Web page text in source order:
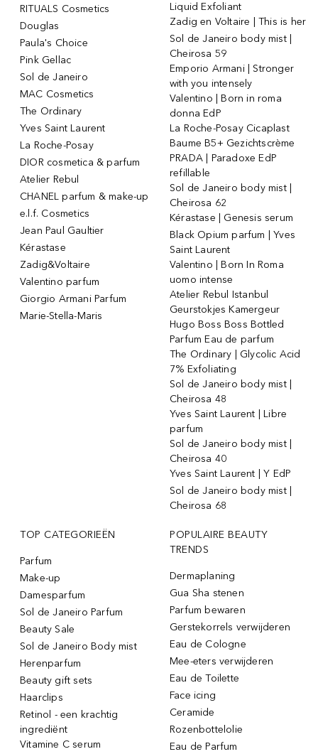
RITUALS Cosmetics
Douglas
Paula's Choice
Pink Gellac
Sol de Janeiro
MAC Cosmetics
The Ordinary
Yves Saint Laurent
La Roche-Posay
DIOR cosmetica & parfum
Atelier Rebul
CHANEL parfum & make-up
e.l.f. Cosmetics
Jean Paul Gaultier
Kérastase
Zadig&Voltaire
Valentino parfum
Giorgio Armani Parfum
Marie-Stella-Maris
Liquid Exfoliant
Zadig en Voltaire | This is her
Sol de Janeiro body mist |
Cheirosa 59
Emporio Armani | Stronger
with you intensely
Valentino | Born in roma
donna EdP
La Roche-Posay Cicaplast
Baume B5+ Gezichtscrème
PRADA | Paradoxe EdP
refillable
Sol de Janeiro body mist |
Cheirosa 62
Kérastase | Genesis serum
Black Opium parfum | Yves
Saint Laurent
Valentino | Born In Roma
uomo intense
Atelier Rebul Istanbul
Geurstokjes Kamergeur
Hugo Boss Boss Bottled
Parfum Eau de parfum
The Ordinary | Glycolic Acid
7% Exfoliating
Sol de Janeiro body mist |
Cheirosa 48
Yves Saint Laurent | Libre
parfum
Sol de Janeiro body mist |
Cheirosa 40
Yves Saint Laurent | Y EdP
Sol de Janeiro body mist |
Cheirosa 68
TOP CATEGORIEËN
Parfum
Make-up
Damesparfum
Sol de Janeiro Parfum
Beauty Sale
Sol de Janeiro Body mist
Herenparfum
Beauty gift sets
Haarclips
Retinol - een krachtig
ingrediënt
Vitamine C serum
POPULAIRE BEAUTY
TRENDS
Dermaplaning
Gua Sha stenen
Parfum bewaren
Gerstekorrels verwijderen
Eau de Cologne
Mee-eters verwijderen
Eau de Toilette
Face icing
Ceramide
Rozenbottelolie
Eau de Parfum